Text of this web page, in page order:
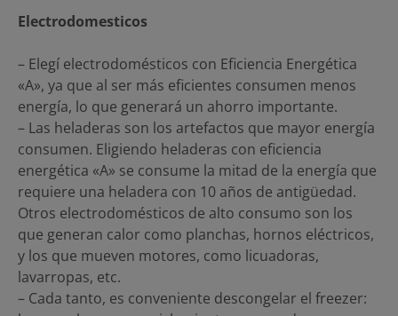
Electrodomesticos
– Elegí electrodomésticos con Eficiencia Energética
«A», ya que al ser más eficientes consumen menos
energía, lo que generará un ahorro importante.
– Las heladeras son los artefactos que mayor energía
consumen. Eligiendo heladeras con eficiencia
energética «A» se consume la mitad de la energía que
requiere una heladera con 10 años de antigüedad.
Otros electrodomésticos de alto consumo son los
que generan calor como planchas, hornos eléctricos,
y los que mueven motores, como licuadoras,
lavarropas, etc.
– Cada tanto, es conveniente descongelar el freezer: